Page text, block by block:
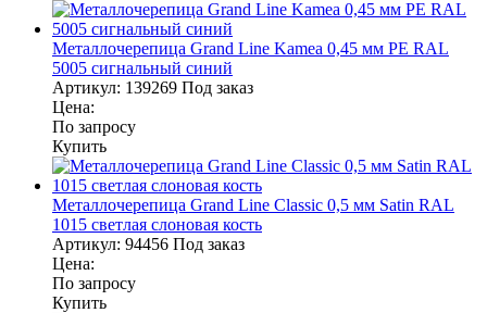
Металлочерепица Grand Line Kamea 0,45 мм PE RAL
5005 сигнальный синий
Артикул: 139269 Под заказ
Цена:
По запросу
Купить
Металлочерепица Grand Line Classic 0,5 мм Satin RAL
1015 светлая слоновая кость
Артикул: 94456 Под заказ
Цена:
По запросу
Купить